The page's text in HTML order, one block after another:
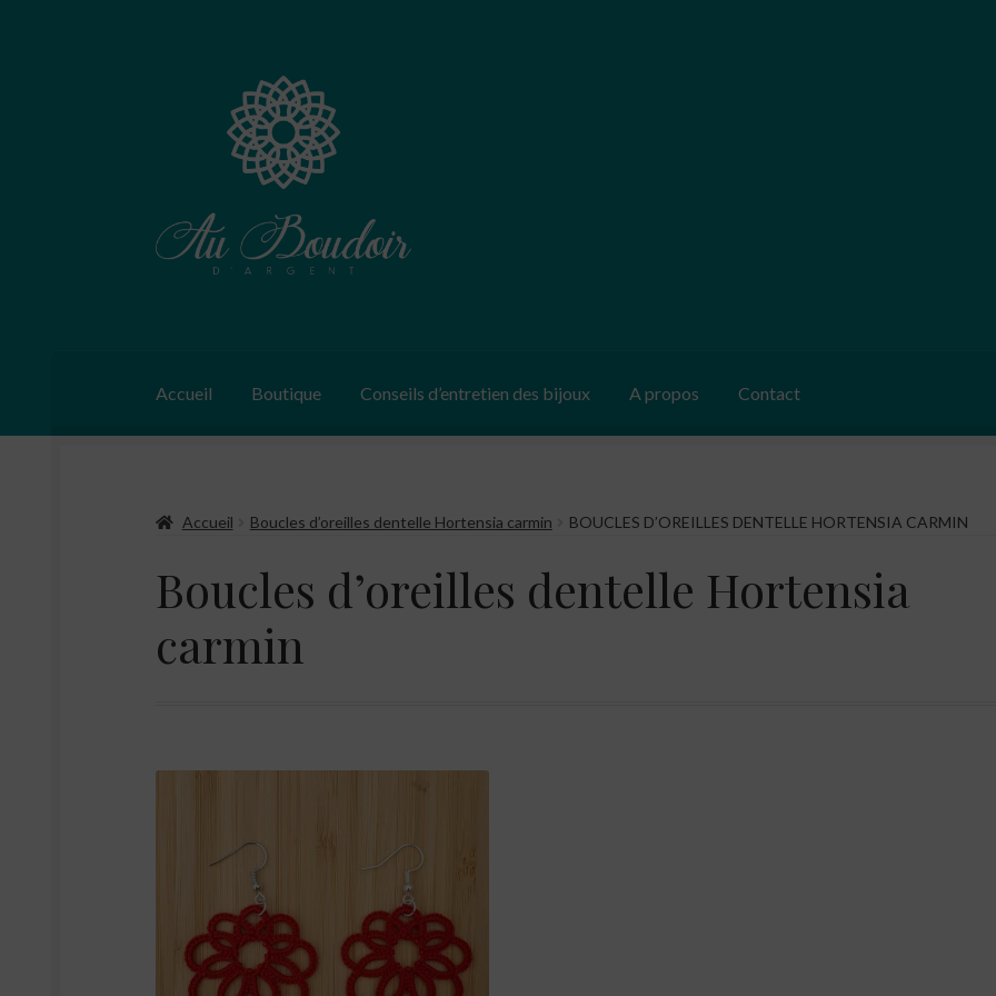
Accueil Boutique Conseils d’entretien des bijoux A propos Contact
Accueil Boucles d’oreilles dentelle Hortensia carmin BOUCLES D’OREILLES DENTELLE HORTENSIA CARMIN
Boucles d’oreilles dentelle Hortensia
carmin